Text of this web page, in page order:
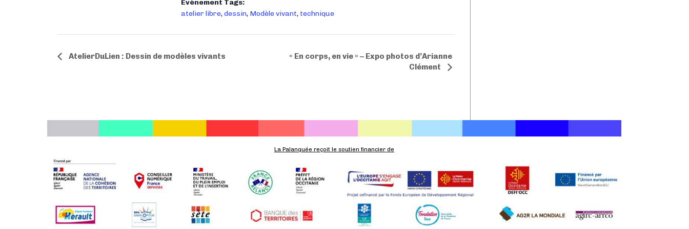
Évènement Tags:
atelier libre,dessin, Modèle vivant, technique
N
a
o
n
É
è
n
AtelierDuLien : Dessin de modèles vivants
« En corps, en vie » – Expo photos d’Arianne
Clément
La Palanquée reçoit le soutien financier de